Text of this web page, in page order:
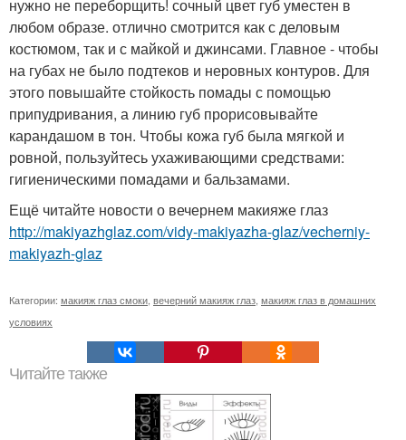
нужно не переборщить! сочный цвет губ уместен в
любом образе. отлично смотрится как с деловым
костюмом, так и с майкой и джинсами. Главное - чтобы
на губах не было подтеков и неровных контуров. Для
этого повышайте стойкость помады с помощью
припудривания, а линию губ прорисовывайте
карандашом в тон. Чтобы кожа губ была мягкой и
ровной, пользуйтесь ухаживающими средствами:
гигиеническими помадами и бальзамами.
Ещё читайте новости о вечернем макияже глаз
http://makiyazhglaz.com/vidy-makiyazha-glaz/vecherniy-
makiyazh-glaz
Категории: макияж глаз смоки, вечерний макияж глаз, макияж глаз в домашних
условиях
Читайте также